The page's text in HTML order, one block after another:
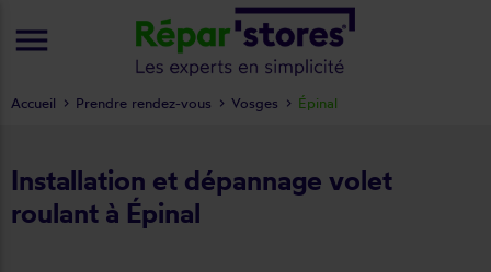
Installation et dépannage volet
roulant à Épinal
Accueil Prendre rendez-vous Vosges Épinal
menu